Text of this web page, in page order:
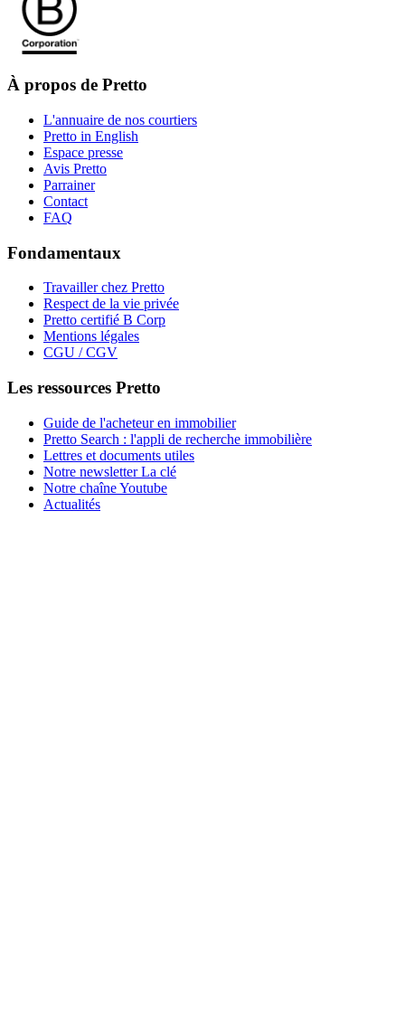
À propos de Pretto
L'annuaire de nos courtiers
Pretto in English
Espace presse
Avis Pretto
Parrainer
Contact
FAQ
Fondamentaux
Travailler chez Pretto
Respect de la vie privée
Pretto certifié B Corp
Mentions légales
CGU / CGV
Les ressources Pretto
Guide de l'acheteur en immobilier
Pretto Search : l'appli de recherche immobilière
Lettres et documents utiles
Notre newsletter La clé
Notre chaîne Youtube
Actualités